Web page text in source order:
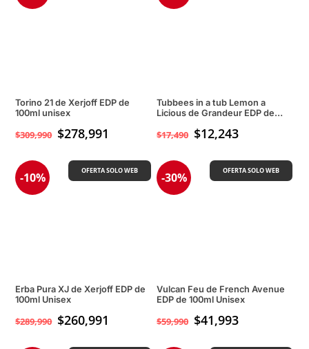
Torino 21 de Xerjoff EDP de
100ml unisex
$309,990 $278,991
Tubbees in a tub Lemon a
Licious de Grandeur EDP de
$17,490 $12,243
-10% OFERTA SOLO WEB
Erba Pura XJ de Xerjoff EDP de
100ml Unisex
$289,990 $260,991
OFERTA SOLO WEB
-30%
Vulcan Feu de French Avenue
EDP de 100ml Unisex
$59,990 $41,993